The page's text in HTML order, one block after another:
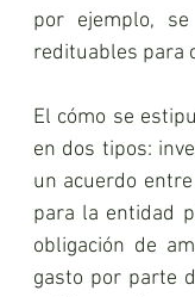
por ejemplo,
redituables para
El cómo se
en dos tipos:
un acuerdo
para la entidad
obligación de
gasto por parte